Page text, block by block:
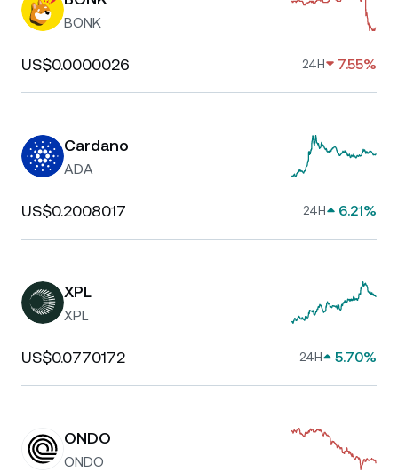
BONK
US$0.0000026 24H 7.55%
Cardano
ADA
US$0.2008017 24H 6.21%
XPL
XPL
US$0.0770172 24H 5.70%
ONDO
ONDO